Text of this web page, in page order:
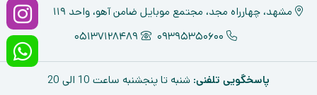
مشهد، چهارراه مجد، مجتمع موبایل ضامن آهو، واحد ۱۱۹
09395350600
05137128489
پاسخگویی تلفنی: شنبه تا پنجشنبه ساعت 10 الی 20